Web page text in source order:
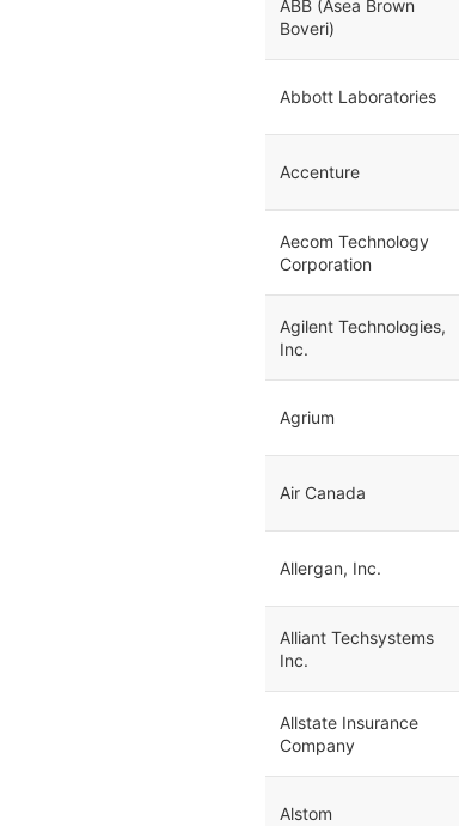
ABB (Asea Brown
Boveri)
Abbott Laboratories
Accenture
Aecom Technology
Corporation
Agilent Technologies,
Inc.
Agrium
Air Canada
Allergan, Inc.
Alliant Techsystems
Inc.
Allstate Insurance
Company
Alstom